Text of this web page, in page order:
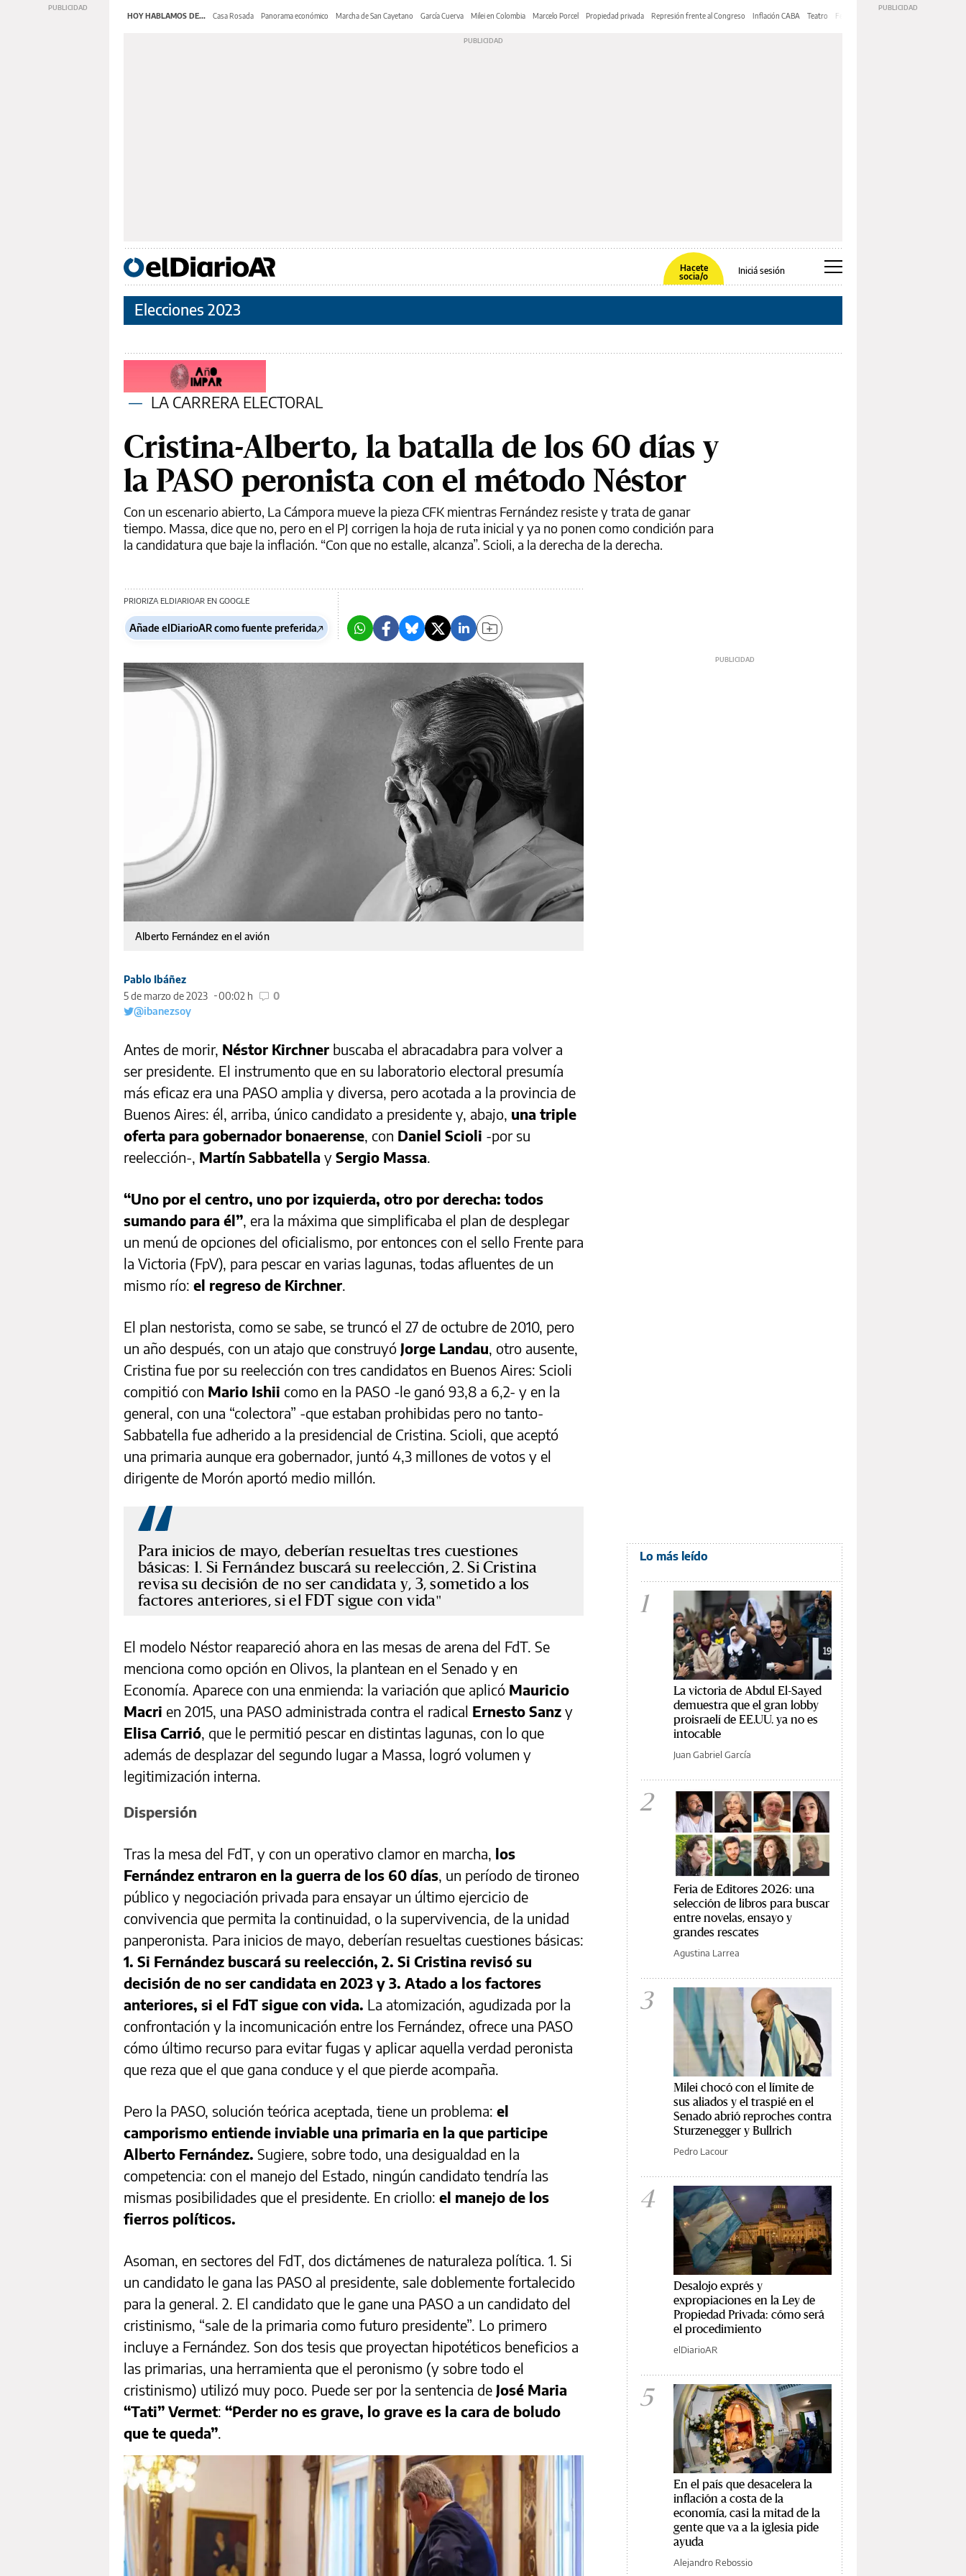
HOY HABLAMOS DE... Casa Rosada Panorama económico Marcha de San Cayetano García Cuerva Milei en Colombia Marcelo Porcel Propiedad privada Represión frente al Congreso Inflación CABA Teatro Feria de Editores
Hacete
socia/o
Iniciá sesión
Elecciones 2023
— LA CARRERA ELECTORAL
Cristina-Alberto, la batalla de los 60 días y
la PASO peronista con el método Néstor
Con un escenario abierto, La Cámpora mueve la pieza CFK mientras Fernández resiste y trata de ganar
tiempo. Massa, dice que no, pero en el PJ corrigen la hoja de ruta inicial y ya no ponen como condición para
la candidatura que baje la inflación. “Con que no estalle, alcanza”. Scioli, a la derecha de la derecha.
PRIORIZA ELDIARIOAR EN GOOGLE
Añade elDiarioAR como fuente preferida
Alberto Fernández en el avión
Pablo Ibáñez
5 de marzo de 2023
00:02 h
0
@ibanezsoy
Antes de morir, Néstor Kirchner buscaba el abracadabra para volver a
ser presidente. El instrumento que en su laboratorio electoral presumía
más eficaz era una PASO amplia y diversa, pero acotada a la provincia de
Buenos Aires: él, arriba, único candidato a presidente y, abajo, una triple
oferta para gobernador bonaerense, con Daniel Scioli -por su
reelección-, Martín Sabbatella y Sergio Massa.
“Uno por el centro, uno por izquierda, otro por derecha: todos
sumando para él”, era la máxima que simplificaba el plan de desplegar
un menú de opciones del oficialismo, por entonces con el sello Frente para
la Victoria (FpV), para pescar en varias lagunas, todas afluentes de un
mismo río: el regreso de Kirchner.
El plan nestorista, como se sabe, se truncó el 27 de octubre de 2010, pero
un año después, con un atajo que construyó Jorge Landau, otro ausente,
Cristina fue por su reelección con tres candidatos en Buenos Aires: Scioli
compitió con Mario Ishii como en la PASO -le ganó 93,8 a 6,2- y en la
general, con una “colectora” -que estaban prohibidas pero no tanto-
Sabbatella fue adherido a la presidencial de Cristina. Scioli, que aceptó
una primaria aunque era gobernador, juntó 4,3 millones de votos y el
dirigente de Morón aportó medio millón.
Para inicios de mayo, deberían resueltas tres cuestiones
básicas: 1. Si Fernández buscará su reelección, 2. Si Cristina
revisa su decisión de no ser candidata y, 3, sometido a los
factores anteriores, si el FDT sigue con vida
El modelo Néstor reapareció ahora en las mesas de arena del FdT. Se
menciona como opción en Olivos, la plantean en el Senado y en
Economía. Aparece con una enmienda: la variación que aplicó Mauricio
Macri en 2015, una PASO administrada contra el radical Ernesto Sanz y
Elisa Carrió, que le permitió pescar en distintas lagunas, con lo que
además de desplazar del segundo lugar a Massa, logró volumen y
legitimización interna.
Dispersión
Tras la mesa del FdT, y con un operativo clamor en marcha, los
Fernández entraron en la guerra de los 60 días, un período de tironeo
público y negociación privada para ensayar un último ejercicio de
convivencia que permita la continuidad, o la supervivencia, de la unidad
panperonista. Para inicios de mayo, deberían resueltas cuestiones básicas:
1. Si Fernández buscará su reelección, 2. Si Cristina revisó su
decisión de no ser candidata en 2023 y 3. Atado a los factores
anteriores, si el FdT sigue con vida. La atomización, agudizada por la
confrontación y la incomunicación entre los Fernández, ofrece una PASO
cómo último recurso para evitar fugas y aplicar aquella verdad peronista
que reza que el que gana conduce y el que pierde acompaña.
Pero la PASO, solución teórica aceptada, tiene un problema: el
camporismo entiende inviable una primaria en la que participe
Alberto Fernández. Sugiere, sobre todo, una desigualdad en la
competencia: con el manejo del Estado, ningún candidato tendría las
mismas posibilidades que el presidente. En criollo: el manejo de los
fierros políticos.
Asoman, en sectores del FdT, dos dictámenes de naturaleza política. 1. Si
un candidato le gana las PASO al presidente, sale doblemente fortalecido
para la general. 2. El candidato que le gane una PASO a un candidato del
cristinismo, “sale de la primaria como futuro presidente”. Lo primero
incluye a Fernández. Son dos tesis que proyectan hipotéticos beneficios a
las primarias, una herramienta que el peronismo (y sobre todo el
cristinismo) utilizó muy poco. Puede ser por la sentencia de José Maria
“Tati” Vermet: “Perder no es grave, lo grave es la cara de boludo
que te queda”.
Lo más leído
1
La victoria de Abdul El-Sayed
demuestra que el gran lobby
proisraelí de EE.UU. ya no es
intocable
Juan Gabriel García
2
Feria de Editores 2026: una
selección de libros para buscar
entre novelas, ensayo y
grandes rescates
Agustina Larrea
3
Milei chocó con el límite de
sus aliados y el traspié en el
Senado abrió reproches contra
Sturzenegger y Bullrich
Pedro Lacour
4
Desalojo exprés y
expropiaciones en la Ley de
Propiedad Privada: cómo será
el procedimiento
elDiarioAR
5
En el país que desacelera la
inflación a costa de la
economía, casi la mitad de la
gente que va a la iglesia pide
ayuda
Alejandro Rebossio